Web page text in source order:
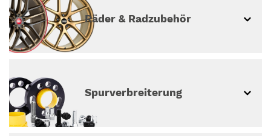
Räder & Radzubehör
Spur­ver­breiterung